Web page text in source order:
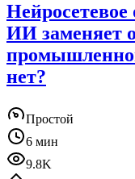
Нейросетевое
ИИ заменяет
нет?
Простой
6 мин
9.8K